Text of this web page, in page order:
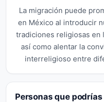
La migración puede
en México al introducir
tradiciones religiosas en
así como alentar la
interreligioso entre
Personas que